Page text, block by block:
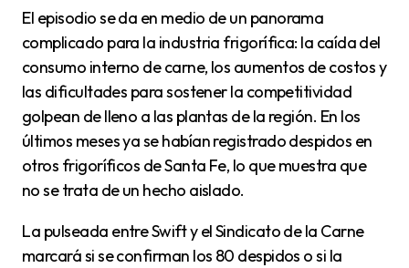
El episodio se da en medio de un panorama
complicado para la industria frigorífica: la caída del
consumo interno de carne, los aumentos de costos y
las dificultades para sostener la competitividad
golpean de lleno a las plantas de la región. En los
últimos meses ya se habían registrado despidos en
otros frigoríficos de Santa Fe, lo que muestra que
no se trata de un hecho aislado.
La pulseada entre Swift y el Sindicato de la Carne
marcará si se confirman los 80 despidos o si la